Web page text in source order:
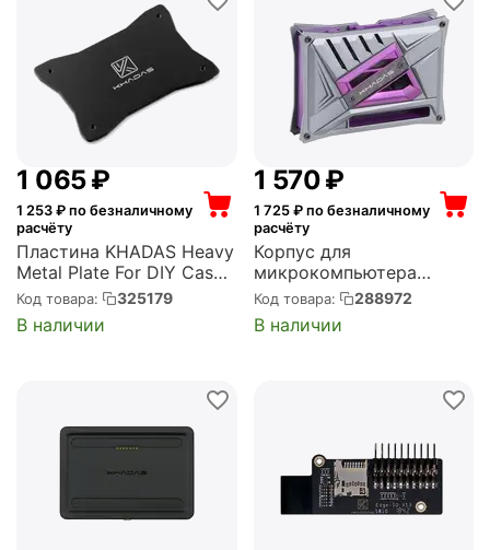
1 065₽
1 253 ₽ по безналичному
расчёту
Пластина KHADAS Heavy
Metal Plate For DIY Case,
with LOGO, Black, CNC
Carving, (KCS-MP-001)
Код товара: 325179
В наличии
1 570₽
1 725₽ по безналичному
расчёту
Корпус для
микрокомпьютера
KHADAS DIY Case Purple
VIMs DIY Case, Purple
Color, with heavy metal
Код товара: 288972
В наличии